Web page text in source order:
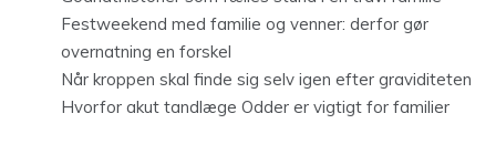
Festweekend med familie og venner: derfor gør
overnatning en forskel
Når kroppen skal finde sig selv igen efter graviditeten
Hvorfor akut tandlæge Odder er vigtigt for familier